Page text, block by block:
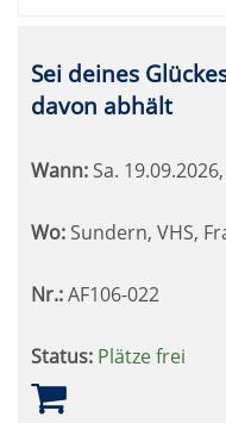
Sei deines
davon abhält
Wann: Sa.
Wo: Sundern, VHS,
Nr.:AF106-022
Status: Plätze frei